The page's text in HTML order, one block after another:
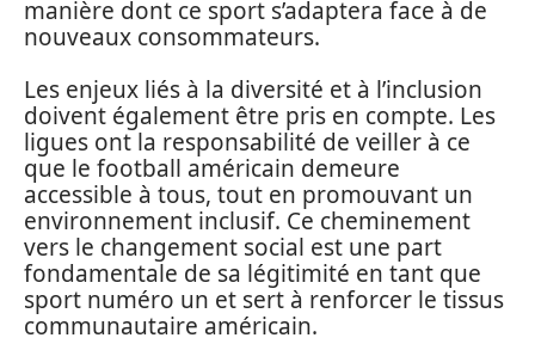
manière dont ce sport s’adaptera face à de
nouveaux consommateurs.
Les enjeux liés à la diversité et à l’inclusion
doivent également être pris en compte. Les
ligues ont la responsabilité de veiller à ce
que le football américain demeure
accessible à tous, tout en promouvant un
environnement inclusif. Ce cheminement
vers le changement social est une part
fondamentale de sa légitimité en tant que
sport numéro un et sert à renforcer le tissus
communautaire américain.